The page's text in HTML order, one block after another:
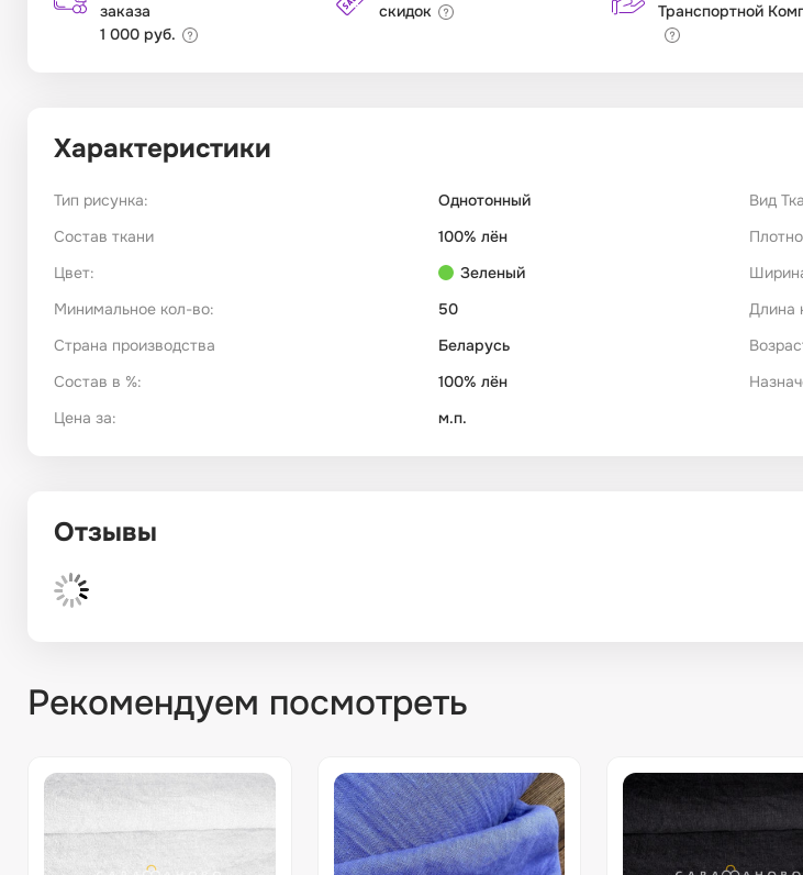
заказа
1 000 руб.
скидок
Транспортной
Характеристики
Тип рисунка:
Однотонный
Состав ткани
100% лён
Цвет:
Зеленый
Минимальное кол-во:
50
Страна производства
Беларусь
Состав в %:
100% лён
Цена за:
м.п.
Вид
Длина
Отзывы
Рекомендуем посмотреть